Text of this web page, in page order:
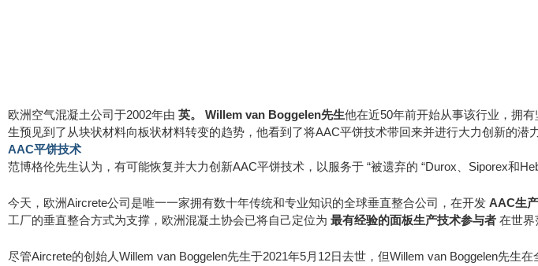
欧洲空气混凝土公司于2002年由 英。 Willem van Boggelen先生他在近50年前开始从事该行业，拥
生预见到了从块状材料向板状材料转变的趋势，他看到了将AAC平饼技术带回来并进行大力创新的潜力
AAC平饼技术
范博格伦先生认为，有可能恢复并大力创新AAC平饼技术，以服务于 “被遗弃的 “Durox、Siporex和
今天，欧洲Aircrete公司是唯一一家拥有数十年传统和专业知识的全球垂直整合公司，在开发 AAC生
工厂的垂直整合方式为支撑，欧洲混凝土协会已将自己定位为 最有经验的面板生产技术参与者 在世界
尽管Aircrete的创始人Willem van Boggelen先生于2021年5月12日去世，但Willem van Boggelen先生